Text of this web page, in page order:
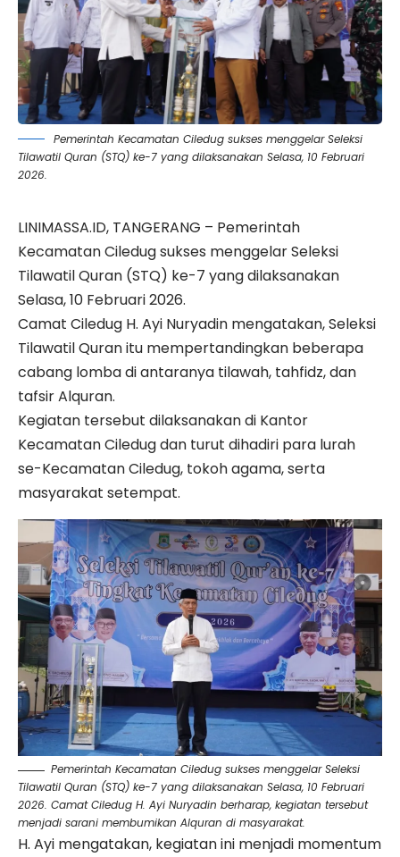
Pemerintah Kecamatan Ciledug sukses menggelar Seleksi
Tilawatil Quran (STQ) ke-7 yang dilaksanakan Selasa, 10 Februari
2026.
LINIMASSA.ID, TANGERANG – Pemerintah
KecamatanCiledugsukses menggelar Seleksi
Tilawatil Quran (STQ) ke-7 yang dilaksanakan
Selasa, 10 Februari 2026.
Camat Ciledug H. Ayi Nuryadin mengatakan, Seleksi
Tilawatil Quran itu mempertandingkan beberapa
cabang lomba di antaranya tilawah, tahfidz, dan
tafsir Alquran.
Kegiatan tersebut dilaksanakan di Kantor
Kecamatan Ciledug dan turut dihadiri para lurah
se-Kecamatan Ciledug, tokoh agama, serta
masyarakat setempat.
Pemerintah Kecamatan Ciledug sukses menggelar Seleksi
Tilawatil Quran (STQ) ke-7 yang dilaksanakan Selasa, 10 Februari
2026. Camat Ciledug H. Ayi Nuryadin berharap, kegiatan tersebut
menjadi sarani membumikan Alquran di masyarakat.
H. Ayi mengatakan, kegiatan ini menjadi momentum